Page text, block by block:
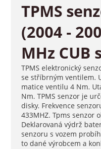
TPMS
(2004 -
MHz
TPMS elektronický
se stříbrným ventilem.
matice ventilu 4 Nm.
Nm. TPMS senzor je
disky. Frekvence
433MHZ. Tpms senzor
Deklarovaná výdrž
senzoru s vozem
to dané výrobcem a